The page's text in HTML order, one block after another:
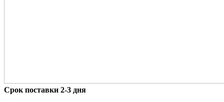
Срок поставки 2-3 дня